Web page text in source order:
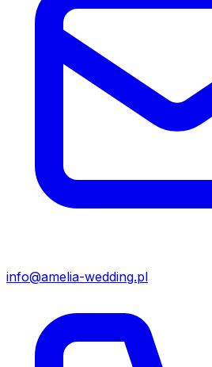
info@amelia-wedding.pl